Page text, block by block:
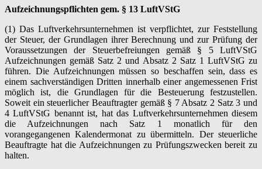
Aufzeichnungspflichten gem. § 13 LuftVStG
(1) Das Luftverkehrsunternehmen ist verpflichtet, zur Feststellung
der Steuer, der Grundlagen ihrer Berechnung und zur Prüfung der
Voraussetzungen der Steuerbefreiungen gemäß § 5 LuftVStG
Aufzeichnungen gemäß Satz 2 und Absatz 2 Satz 1 LuftVStG zu
führen. Die Aufzeichnungen müssen so beschaffen sein, dass es
einem sachverständigen Dritten innerhalb einer angemessenen Frist
möglich ist, die Grundlagen für die Besteuerung festzustellen.
Soweit ein steuerlicher Beauftragter gemäß § 7 Absatz 2 Satz 3 und
4 LuftVStG benannt ist, hat das Luftverkehrsunternehmen diesem
die Aufzeichnungen nach Satz 1 monatlich für den
vorangegangenen Kalendermonat zu übermitteln. Der steuerliche
Beauftragte hat die Aufzeichnungen zu Prüfungszwecken bereit zu
halten.